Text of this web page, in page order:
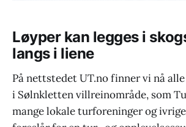
Løyper kan legges i
langs i liene
På nettstedet UT.no finner vi nå
i Sølnkletten villreinområde, som
mange lokale turforeninger og